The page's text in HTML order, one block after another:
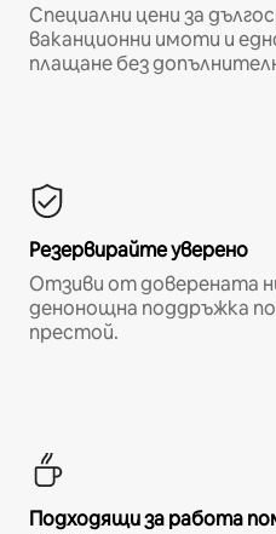
Специални цени за
ваканционни имоти и
плащане без
Резервирайте уверено
Отзиви от доверената
денонощна поддръжка
престой.
Подходящи за работа